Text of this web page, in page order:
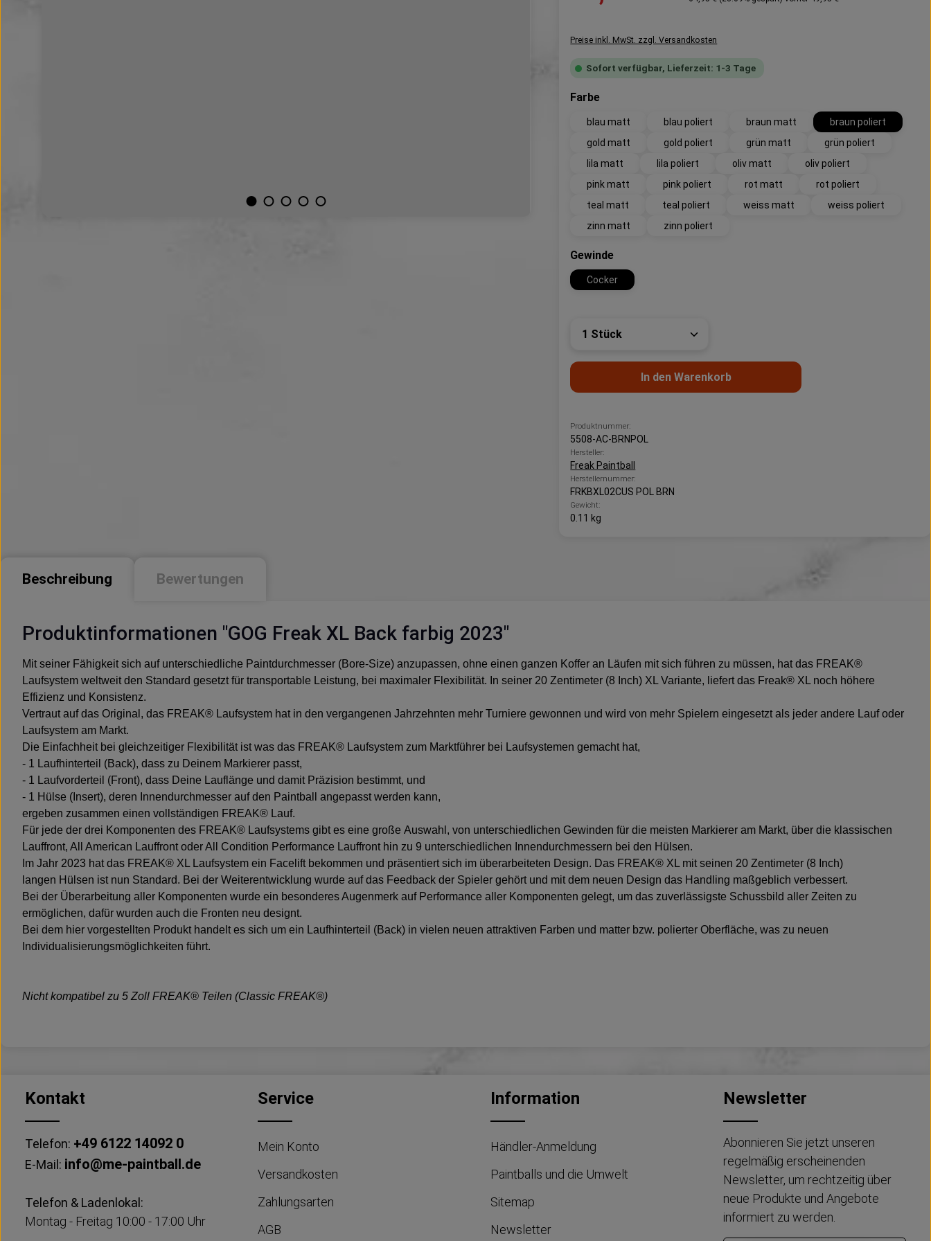
Preise inkl. MwSt. zzgl. Versandkosten
Sofort verfügbar, Lieferzeit: 1-3 Tage
Farbeauswählen
blau matt blau poliert braun matt
braun poliert
gold matt
gold poliert grün matt
grün poliert
lila matt
lila poliert oliv matt
oliv poliert
pink matt
pink poliert rot matt
rot poliert
teal matt
teal poliert weiss matt
weiss poliert
zinn matt
zinn poliert
Gewindeauswählen
Cocker
Produkt Anzahl: Gib den gewünschten Wert
In den Warenkorb
Produktnummer:
5508-AC-BRNPOL
Hersteller:
Freak Paintball
Herstellernummer:
FRKBXL02CUS POL BRN
Gewicht:
0.11 kg
Beschreibung Bewertungen
Produktinformationen "GOG Freak XL Back farbig 2023"
Mit seiner Fähigkeit sich auf unterschiedliche Paintdurchmesser (Bore-Size) anzupassen, ohne einen ganzen Koffer an Läufen mit sich führen zu müssen, hat das FREAK®
Laufsystem weltweit den Standard gesetzt für transportable Leistung, bei maximaler Flexibilität. In seiner 20 Zentimeter (8 Inch) XL Variante, liefert das Freak® XL noch höhere
Effizienz und Konsistenz.
Vertraut auf das Original, das FREAK® Laufsystem hat in den vergangenen Jahrzehnten mehr Turniere gewonnen und wird von mehr Spielern eingesetzt als jeder andere Lauf oder
Laufsystem am Markt.
Die Einfachheit bei gleichzeitiger Flexibilität ist was das FREAK® Laufsystem zum Marktführer bei Laufsystemen gemacht hat,
- 1 Laufhinterteil (Back), dass zu Deinem Markierer passt,
- 1 Laufvorderteil (Front), dass Deine Lauflänge und damit Präzision bestimmt, und
- 1 Hülse (Insert), deren Innendurchmesser auf den Paintball angepasst werden kann,
ergeben zusammen einen vollständigen FREAK® Lauf.
Für jede der drei Komponenten des FREAK® Laufsystems gibt es eine große Auswahl, von unterschiedlichen Gewinden für die meisten Markierer am Markt, über die klassischen
Lauffront, All American Lauffront oder All Condition Performance Lauffront hin zu 9 unterschiedlichen Innendurchmessern bei den Hülsen.
Im Jahr 2023 hat das FREAK® XL Laufsystem ein Facelift bekommen und präsentiert sich im überarbeiteten Design. Das FREAK® XL mit seinen 20 Zentimeter (8 Inch)
langen Hülsen ist nun Standard. Bei der Weiterentwicklung wurde auf das Feedback der Spieler gehört und mit dem neuen Design das Handling maßgeblich verbessert.
Bei der Überarbeitung aller Komponenten wurde ein besonderes Augenmerk auf Performance aller Komponenten gelegt, um das zuverlässigste Schussbild aller Zeiten zu
ermöglichen, dafür wurden auch die Fronten neu designt.
Bei dem hier vorgestellten Produkt handelt es sich um ein Laufhinterteil (Back) in vielen neuen attraktiven Farben und matter bzw. polierter Oberfläche, was zu neuen
Individualisierungsmöglichkeiten führt.
Nicht kompatibel zu 5 Zoll FREAK® Teilen (Classic FREAK®)
Kontakt
Telefon: +49 6122 14092 0
E-Mail: info@me-paintball.de
Telefon & Ladenlokal:
Montag - Freitag 10:00 - 17:00 Uhr
Service
Mein Konto
Versandkosten
Zahlungsarten
AGB
Information
Händler-Anmeldung
Paintballs und die Umwelt
Sitemap
Newsletter
Newsletter
Abonnieren Sie jetzt unseren
regelmäßig erscheinenden
Newsletter, um rechtzeitig über
neue Produkte und Angebote
informiert zu werden.